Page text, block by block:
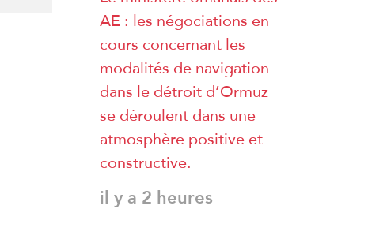
AE : les négociations en
cours concernant les
modalités de navigation
dans le détroit d’Ormuz
se déroulent dans une
atmosphère positive et
constructive.
il y a 2 heures